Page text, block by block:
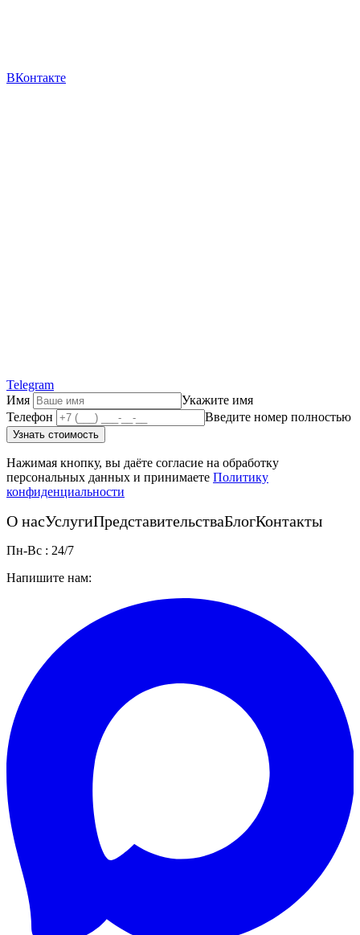
ВКонтакте
Telegram
Имя
Укажите имя
Телефон
Введите номер полностью
Узнать стоимость
Нажимая кнопку, вы даёте согласие на обработку
персональных данных и принимаете Политику
конфиденциальности
О насУслугиПредставительстваБлогКонтакты
Пн-Вс : 24/7
Напишите нам: